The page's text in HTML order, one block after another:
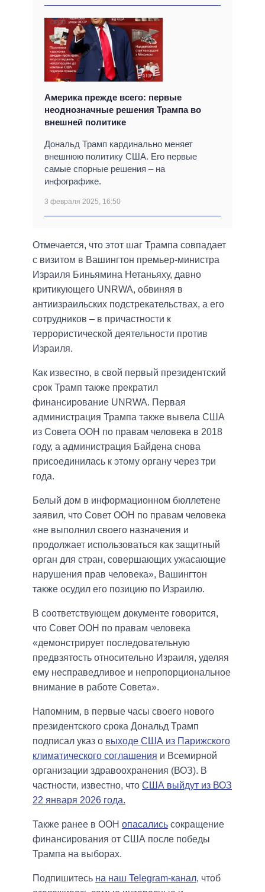
Америка прежде всего: первые
неоднозначные решения Трампа во
внешней политике
Дональд Трамп кардинально меняет
внешнюю политику США. Его первые
самые спорные решения – на
инфографике.
3 февраля 2025, 16:50
Отмечается, что этот шаг Трампа совпадает
с визитом в Вашингтон премьер-министра
Израиля Биньямина Нетаньяху, давно
критикующего UNRWA, обвиняя в
антиизраильских подстрекательствах, а его
сотрудников – в причастности к
террористической деятельности против
Израиля.
Как известно, в свой первый президентский
срок Трамп также прекратил
финансирование UNRWA. Первая
администрация Трампа также вывела США
из Совета ООН по правам человека в 2018
году, а администрация Байдена снова
присоединилась к этому органу через три
года.
Белый дом в информационном бюллетене
заявил, что Совет ООН по правам человека
«не выполнил своего назначения и
продолжает использоваться как защитный
орган для стран, совершающих ужасающие
нарушения прав человека», Вашингтон
также осудил его позицию по Израилю.
В соответствующем документе говорится,
что Совет ООН по правам человека
«демонстрирует последовательную
предвзятость относительно Израиля, уделяя
ему несправедливое и непропорциональное
внимание в работе Совета».
Напомним, в первые часы своего нового
президентского срока Дональд Трамп
подписал указ о выходе США из Парижского
климатического соглашения и Всемирной
организации здравоохранения (ВОЗ). В
частности, известно, что США выйдут из ВОЗ
22 января 2026 года.
Также ранее в ООН опасались сокращение
финансирования от США после победы
Трампа на выборах.
Подпишитесь на наш Telegram-канал, чтоб